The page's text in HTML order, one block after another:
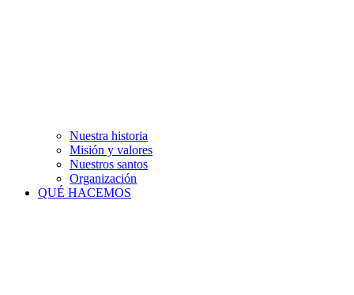
Nuestra historia
Misión y valores
Nuestros santos
Organización
QUÉ HACEMOS